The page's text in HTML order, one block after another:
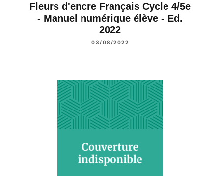
Fleurs d'encre Français Cycle 4/5e
- Manuel numérique élève - Ed.
2022
03/08/2022